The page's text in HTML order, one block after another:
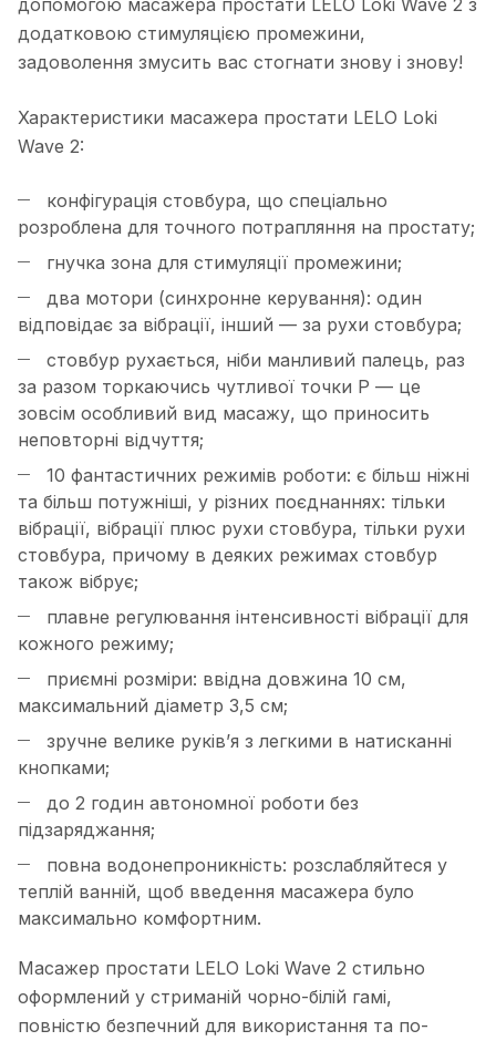
допомогою масажера простати LELO Loki Wave 2 з
додатковою стимуляцією промежини,
задоволення змусить вас стогнати знову і знову!
Характеристики масажера простати LELO Loki
Wave 2:
конфігурація стовбура, що спеціально
розроблена для точного потрапляння на простату;
гнучка зона для стимуляції промежини;
два мотори (синхронне керування): один
відповідає за вібрації, інший — за рухи стовбура;
стовбур рухається, ніби манливий палець, раз
за разом торкаючись чутливої ​​точки Р — це
зовсім особливий вид масажу, що приносить
неповторні відчуття;
10 фантастичних режимів роботи: є більш ніжні
та більш потужніші, у різних поєднаннях: тільки
вібрації, вібрації плюс рухи стовбура, тільки рухи
стовбура, причому в деяких режимах стовбур
також вібрує;
плавне регулювання інтенсивності вібрації для
кожного режиму;
приємні розміри: ввідна довжина 10 см,
максимальний діаметр 3,5 см;
зручне велике руків’я з легкими в натисканні
кнопками;
до 2 годин автономної роботи без
підзаряджання;
повна водонепроникність: розслабляйтеся у
теплій ванній, щоб введення масажера було
максимально комфортним.
Масажер простати LELO Loki Wave 2 стильно
оформлений у стриманій чорно-білій гамі,
повністю безпечний для використання та по-